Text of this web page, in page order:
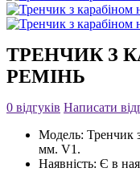
ТРЕНЧИК З
РЕМІНЬ
0 відгуків Написати
Модель: Тренчик
мм. V1.
Наявність: Є в